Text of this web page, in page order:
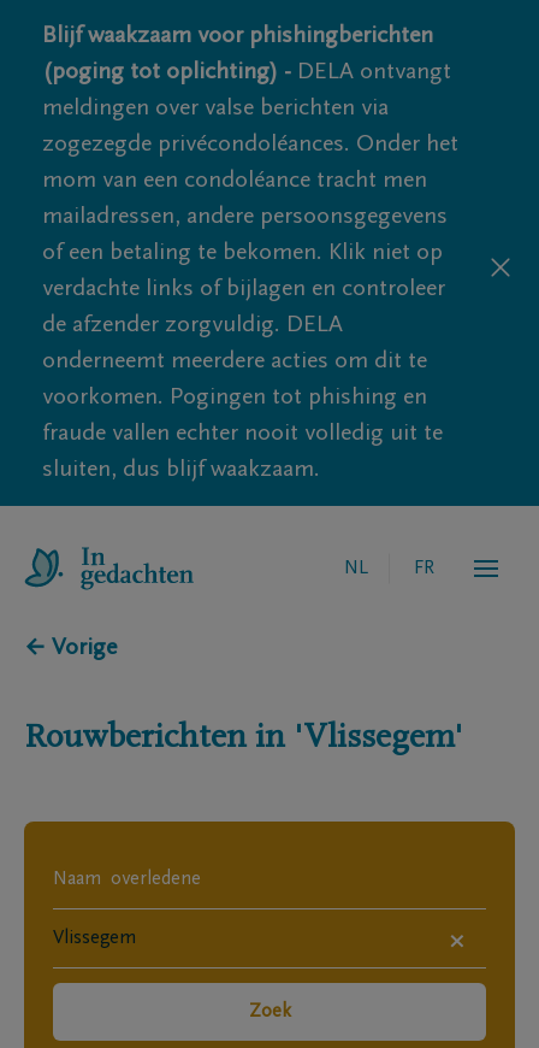
Blijf waakzaam voor phishingberichten
(poging tot oplichting) - DELA ontvangt
meldingen over valse berichten via
zogezegde privécondoléances. Onder het
mom van een condoléance tracht men
mailadressen, andere persoonsgegevens
of een betaling te bekomen. Klik niet op
verdachte links of bijlagen en controleer
de afzender zorgvuldig. DELA
onderneemt meerdere acties om dit te
voorkomen. Pogingen tot phishing en
fraude vallen echter nooit volledig uit te
sluiten, dus blijf waakzaam.
NL FR
← Vorige
Rouwberichten in 'Vlissegem'
×
Zoek